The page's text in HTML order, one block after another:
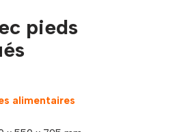
pieds
alimentaires